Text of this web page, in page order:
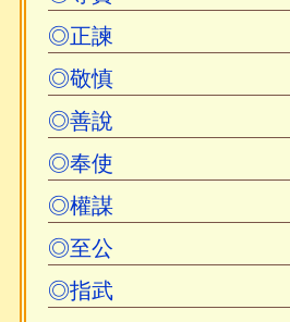
◎正諫
◎敬慎
◎善說
◎奉使
◎權謀
◎至公
◎指武